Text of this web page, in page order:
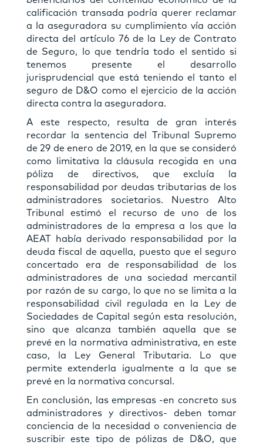
calificación transada podría querer reclamar
a la aseguradora su cumplimiento vía acción
directa del artículo 76 de la Ley de Contrato
de Seguro, lo que tendría todo el sentido si
tenemos presente el desarrollo
jurisprudencial que está teniendo el tanto el
seguro de D&O como el ejercicio de la acción
directa contra la aseguradora.
A este respecto, resulta de gran interés
recordar la sentencia del Tribunal Supremo
de 29 de enero de 2019, en la que se consideró
como limitativa la cláusula recogida en una
póliza de directivos, que excluía la
responsabilidad por deudas tributarias de los
administradores societarios. Nuestro Alto
Tribunal estimó el recurso de uno de los
administradores de la empresa a los que la
AEAT había derivado responsabilidad por la
deuda fiscal de aquella, puesto que el seguro
concertado era de responsabilidad de los
administradores de una sociedad mercantil
por razón de su cargo, lo que no se limita a la
responsabilidad civil regulada en la Ley de
Sociedades de Capital según esta resolución,
sino que alcanza también aquella que se
prevé en la normativa administrativa, en este
caso, la Ley General Tributaria. Lo que
permite extenderla igualmente a la que se
prevé en la normativa concursal.
En conclusión, las empresas -en concreto sus
administradores y directivos- deben tomar
conciencia de la necesidad o conveniencia de
suscribir este tipo de pólizas de D&O, que